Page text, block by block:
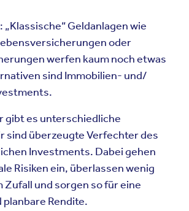
„Klassische“ Geldanlagen wie
oder
werfen kaum noch etwas
sind Immobilien- und/
gibt es unterschiedliche
sind überzeugte Verfechter des
Investments. Dabei gehen
Risiken ein, überlassen wenig
Zufall und sorgen so für eine
Rendite.